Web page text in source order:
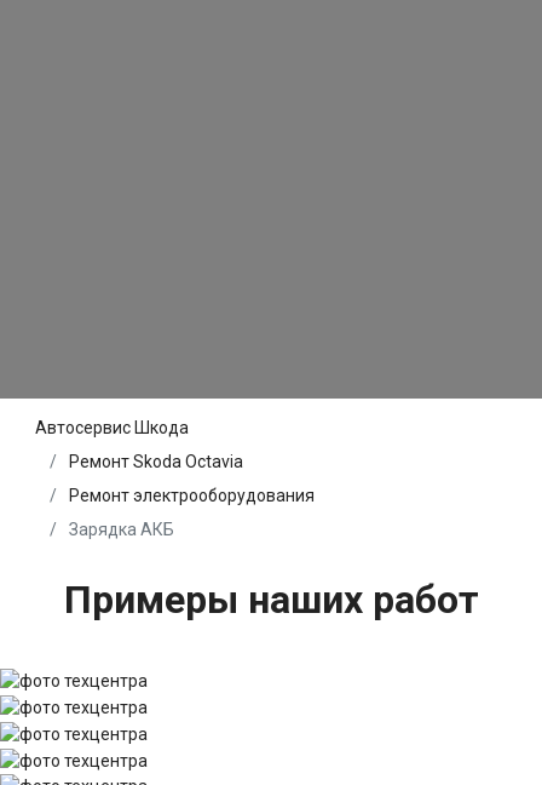
Автосервис Шкода
Ремонт Skoda Octavia
Ремонт электрооборудования
Зарядка АКБ
Примеры наших работ